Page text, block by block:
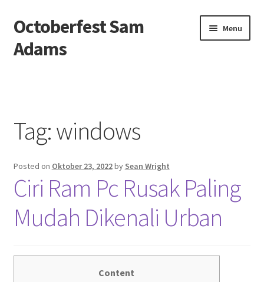
Skip
to
navigation
Skip
to
content
Octoberfest Sam
Adams
Menu
Contact us
Privacy Policy
Tag:windows
Posted on Oktober 23, 2022by Sean Wright
Ciri Ram Pc Rusak Paling
Mudah Dikenali Urban
Content